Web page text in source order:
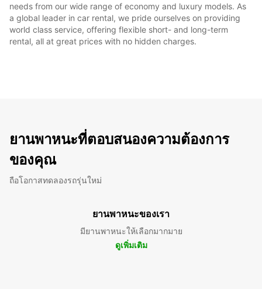
needs from our wide range of economy and luxury models. As
a global leader in car rental, we pride ourselves on providing
world class service, offering flexible short- and long-term
rental, all at great prices with no hidden charges.
ยานพาหนะที่ตอบสนองความต้องการ
ของคุณ
ถือโอกาสทดลองรถรุ่นใหม่
ยานพาหนะของเรา
มียานพาหนะให้เลือกมากมาย
ดูเพิ่มเติม